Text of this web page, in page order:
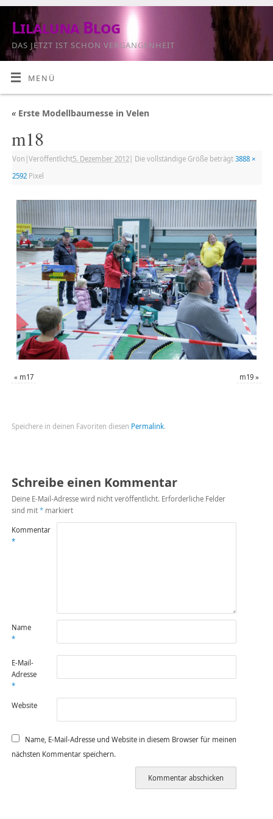
Lilaluna Blog
DAS JETZT IST SCHON VERGANGENHEIT
MENÜ
«Erste Modellbaumesse in Velen
m18
Von Veröffentlicht5. Dezember 2012| Die vollständige Größe beträgt 3888 ×
2592Pixel
« m17 m19 »
Speichere in deinen Favoriten diesen Permalink.
Schreibe einen Kommentar
Deine E-Mail-Adresse wird nicht veröffentlicht. Erforderliche Felder
sind mit *markiert
Kommentar
*
Name
*
E-Mail-
Adresse
*
Website
Name, E-Mail-Adresse und Website in diesem Browser für meinen
nächsten Kommentar speichern.